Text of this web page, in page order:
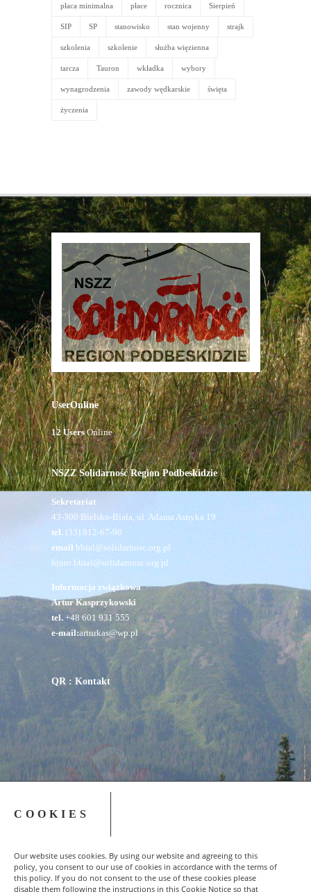
COOKIES
Our website uses cookies. By using our website and agreeing to this
policy, you consent to our use of cookies in accordance with the terms of
this policy. If you do not consent to the use of these cookies please
disable them following the instructions in this Cookie Notice so that
płaca minimalna płace rocznica Sierpień
SIP SP stanowisko stan wojenny strajk
szkolenia szkolenie służba więzienna
tarcza Tauron wkładka wybory
wynagrodzenia zawody wędkarskie święta
życzenia
UserOnline
12 UsersOnline
NSZZ Solidarność Region Podbeskidzie
Sekretariat
43-300 Bielsko-Biała, ul. Adama Asnyka 19
tel. (33) 812-67-90
email bbial@solidarnosc.org.pl
biuro.bbial@solidarnosc.org.pl
Informacja związkowa
Artur Kasprzykowski
tel.+48 601 931 555
e-mail:arturkas@wp.pl
QR : Kontakt